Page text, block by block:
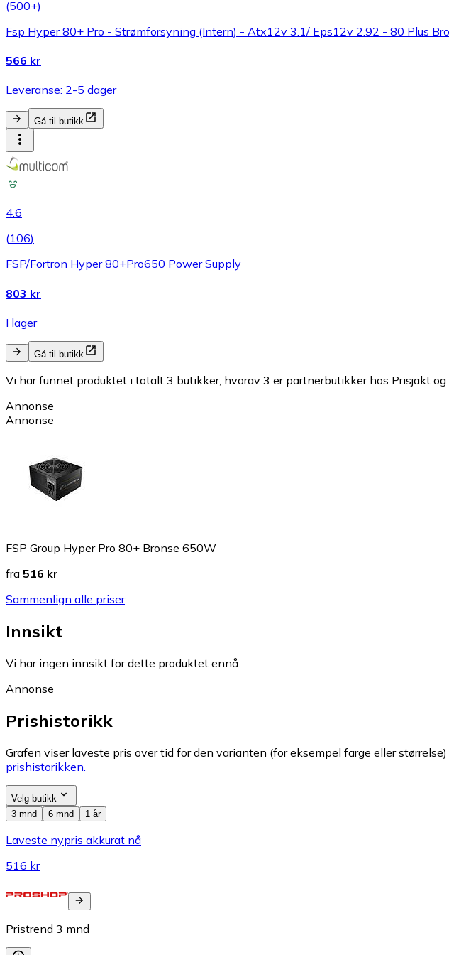
(500+)
Fsp Hyper 80+ Pro - Strømforsyning (Intern) - Atx12v 3.1/ Eps12v 2.92 - 80 Plus
566 kr
Leveranse: 2-5 dager
Gå til butikk
4.6
(106)
FSP/Fortron Hyper 80+Pro650 Power Supply
803 kr
I lager
Gå til butikk
Vi har funnet produktet i totalt 3 butikker, hvorav 3 er partnerbutikker hos Prisjakt
Annonse
Annonse
FSP Group Hyper Pro 80+ Bronse 650W
fra 516 kr
Sammenlign alle priser
Innsikt
Vi har ingen innsikt for dette produktet ennå.
Annonse
Prishistorikk
Grafen viser laveste pris over tid for den varianten (for eksempel farge eller
prishistorikken.
Velg butikk
3 mnd
6 mnd 1 år
Laveste nypris akkurat nå
516 kr
Pristrend 3 mnd